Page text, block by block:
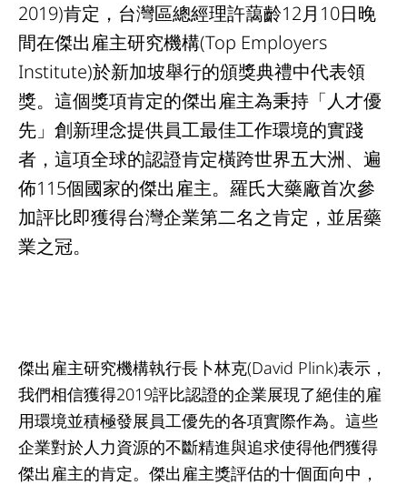
2019)肯定，台灣區總經理許藹齡12月10日晚
間在傑出雇主研究機構(Top Employers
Institute)於新加坡舉行的頒獎典禮中代表領
獎。這個獎項肯定的傑出雇主為秉持「人才優
先」創新理念提供員工最佳工作環境的實踐
者，這項全球的認證肯定橫跨世界五大洲、遍
佈115個國家的傑出雇主。羅氏大藥廠首次參
加評比即獲得台灣企業第二名之肯定，並居藥
業之冠。
傑出雇主研究機構執行長卜林克(David Plink)表示，
我們相信獲得2019評比認證的企業展現了絕佳的雇
用環境並積極發展員工優先的各項實際作為。這些
企業對於人力資源的不斷精進與追求使得他們獲得
傑出雇主的肯定。傑出雇主獎評估的十個面向中，